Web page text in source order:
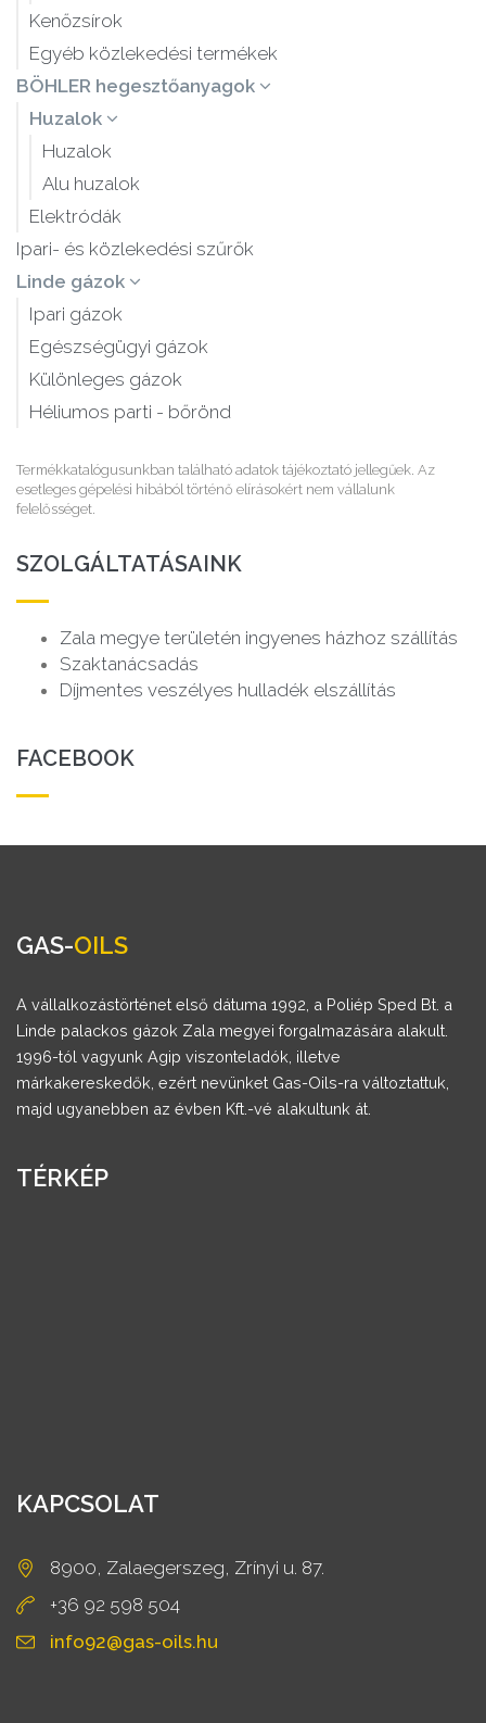
Kenőzsírok
Egyéb közlekedési termékek
BÖHLER hegesztőanyagok
Huzalok
Huzalok
Alu huzalok
Elektródák
Ipari- és közlekedési szűrők
Linde gázok
Ipari gázok
Egészségügyi gázok
Különleges gázok
Héliumos parti - bőrönd
Termékkatalógusunkban található adatok tájékoztató jellegűek. Az
esetleges gépelési hibából történő elírásokért nem vállalunk
felelősséget.
SZOLGÁLTATÁSAINK
Zala megye területén ingyenes házhoz szállítás
Szaktanácsadás
Díjmentes veszélyes hulladék elszállítás
FACEBOOK
GAS-OILS
A vállalkozástörténet első dátuma 1992, a Poliép Sped Bt. a
Linde palackos gázok Zala megyei forgalmazására alakult.
1996-tól vagyunk Agip viszonteladók, illetve
márkakereskedők, ezért nevünket Gas-Oils-ra változtattuk,
majd ugyanebben az évben Kft.-vé alakultunk át.
TÉRKÉP
KAPCSOLAT
8900, Zalaegerszeg, Zrínyi u. 87.
+36 92 598 504
info92@gas-oils.hu